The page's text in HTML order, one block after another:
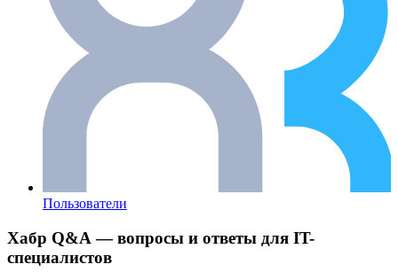
Пользователи
Хабр Q&A — вопросы и ответы для IT-
специалистов